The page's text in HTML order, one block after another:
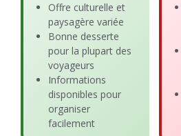
Offre culturelle et
paysagère variée
Bonne desserte
pour la plupart des
voyageurs
Informations
disponibles pour
organiser
facilement